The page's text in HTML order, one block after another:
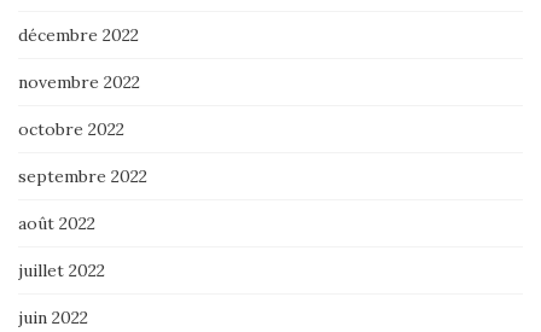
décembre 2022
novembre 2022
octobre 2022
septembre 2022
août 2022
juillet 2022
juin 2022